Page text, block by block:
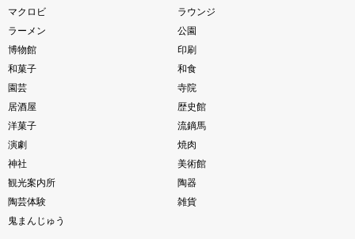
マクロビ
ラウンジ
ラーメン
公園
博物館
印刷
和菓子
和食
園芸
寺院
居酒屋
歴史館
洋菓子
流鏑馬
演劇
焼肉
神社
美術館
観光案内所
陶器
陶芸体験
雑貨
鬼まんじゅう